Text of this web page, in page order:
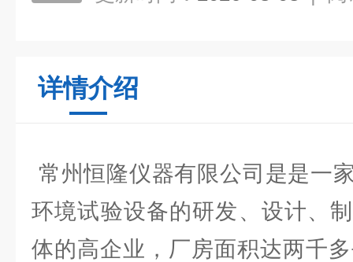
详情介绍
常州恒隆仪器有限公司是是一
环境试验设备的研发、设计、
体的高企业，厂房面积达两千